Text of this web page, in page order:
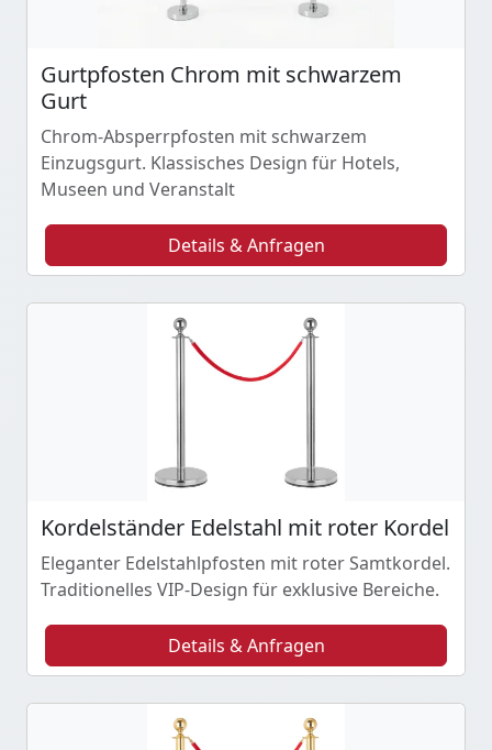
Gurtpfosten Chrom mit schwarzem
Gurt
Chrom-Absperrpfosten mit schwarzem
Einzugsgurt. Klassisches Design für Hotels,
Museen und Veranstalt
Details & Anfragen
Kordelständer Edelstahl mit roter Kordel
Eleganter Edelstahlpfosten mit roter Samtkordel.
Traditionelles VIP-Design für exklusive Bereiche.
Details & Anfragen